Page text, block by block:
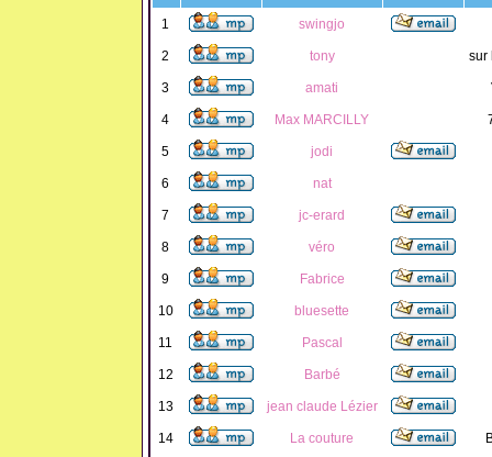
1 swingjo
2 tony sur
3 amati
4 Max MARCILLY
5 jodi
6 nat
7 jc-erard
8 véro
9 Fabrice
10 bluesette
11 Pascal
12 Barbé
13 jean claude Lézier
14 La couture